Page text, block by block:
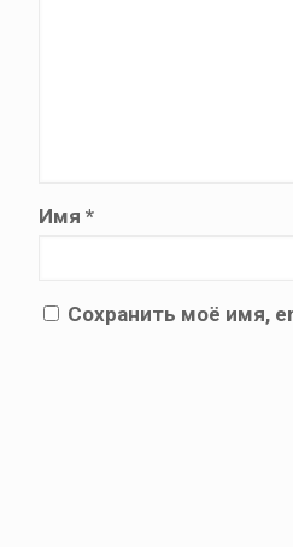
Имя *
Сохранить моё имя,